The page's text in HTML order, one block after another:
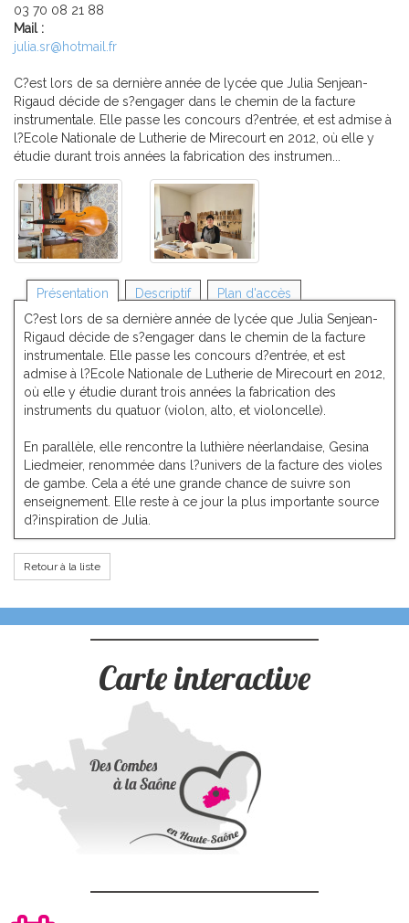
03 70 08 21 88
Mail :
julia.sr@hotmail.fr
C?est lors de sa dernière année de lycée que Julia Senjean-
Rigaud décide de s?engager dans le chemin de la facture
instrumentale. Elle passe les concours d?entrée, et est admise à
l?Ecole Nationale de Lutherie de Mirecourt en 2012, où elle y
étudie durant trois années la fabrication des instrumen...
Présentation Descriptif
Plan d'accès
C?est lors de sa dernière année de lycée que Julia Senjean-
Rigaud décide de s?engager dans le chemin de la facture
instrumentale. Elle passe les concours d?entrée, et est
admise à l?Ecole Nationale de Lutherie de Mirecourt en 2012,
où elle y étudie durant trois années la fabrication des
instruments du quatuor (violon, alto, et violoncelle).
En parallèle, elle rencontre la luthière néerlandaise, Gesina
Liedmeier, renommée dans l?univers de la facture des violes
de gambe. Cela a été une grande chance de suivre son
enseignement. Elle reste à ce jour la plus importante source
d?inspiration de Julia.
Retour à la liste
Carte interactive